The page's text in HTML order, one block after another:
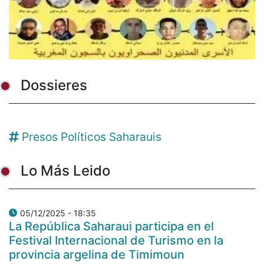
Dossieres
Presos Políticos Saharauis
Lo Más Leido
05/12/2025 - 18:35
La República Saharaui participa en el
Festival Internacional de Turismo en la
provincia argelina de Timimoun